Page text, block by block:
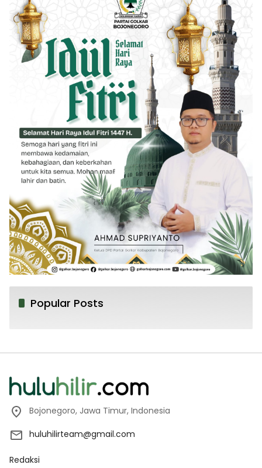
Popular Posts
Bojonegoro, Jawa Timur, Indonesia
huluhilirteam@gmail.com
Redaksi